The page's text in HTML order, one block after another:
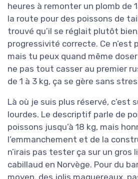
heures à remonter un plomb de
la route pour des poissons de
trouvé qu’il se réglait plutôt
progressivité correcte. Ce n’est
mais tu peux quand même
ne pas tout casser au premier
de 1 à 3 kg, ça se gère sans
Là où je suis plus réservé, c’est
lourdes. Le descriptif parle de
poissons jusqu’à 18 kg, mais
l’emmanchement et de la
n’irais pas tester ça sur un gros
cabillaud en Norvège. Pour du
moyen, des jolis maquereaux,